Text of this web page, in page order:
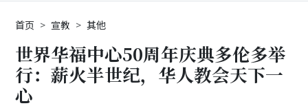
首页 宣教 其他
世界华福中心50周年庆典多伦多举
行：薪火半世纪，华人教会天下一
心